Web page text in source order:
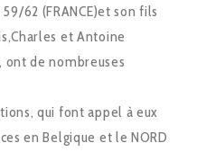
62 (FRANCE)et son fils
et Antoine
ont de nombreuses
qui font appel à eux
en Belgique et le NORD